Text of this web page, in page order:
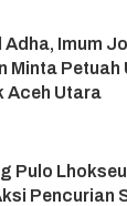
Adha, Imum
Minta Petuah
Aceh Utara
Pulo
Pencurian